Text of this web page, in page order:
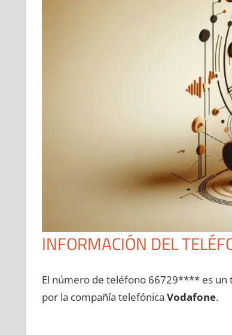
INFORMACIÓN DEL
El número dе teléfono 66729**** es un
pοr la compañía telefónica Vodafone.